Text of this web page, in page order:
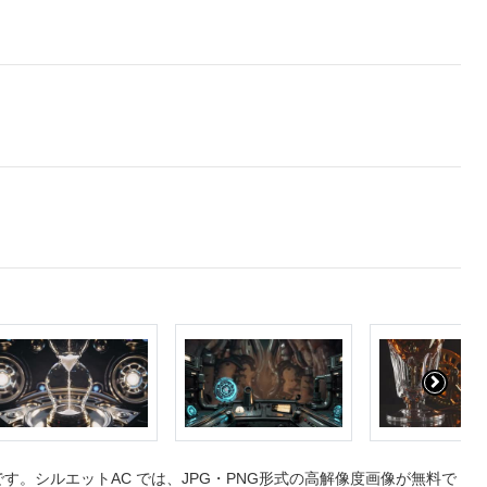
。シルエットAC では、JPG・PNG形式の高解像度画像が無料で